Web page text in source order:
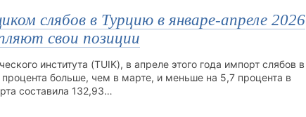
слябов в Турцию в январе-апреле 2026
свои позиции
института (TUIK), в апреле этого года импорт слябов в
больше, чем в марте, и меньше на 5,7 процента в
составила 132,93…